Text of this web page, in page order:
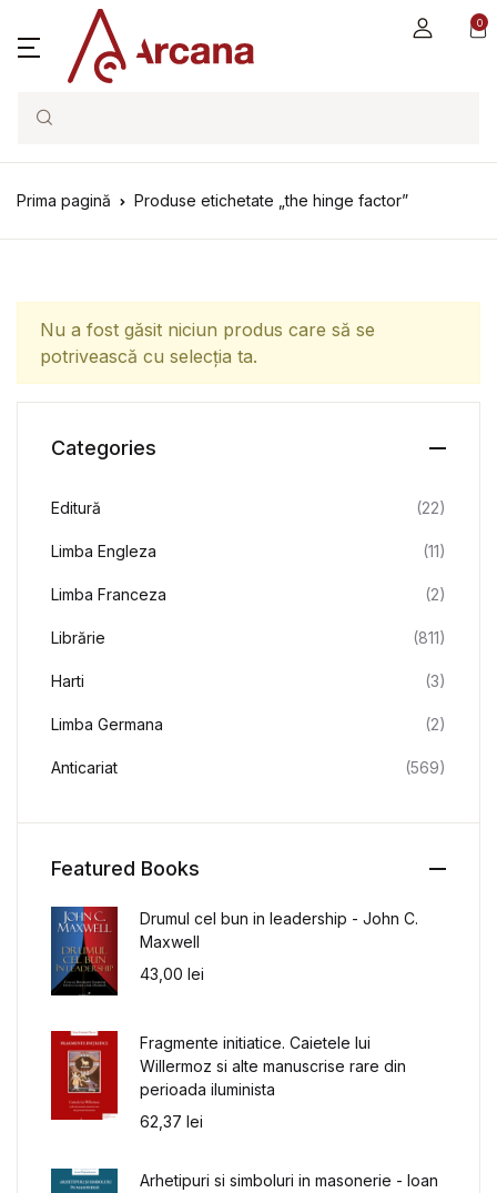
0
Search
Prima pagină Produse etichetate „the hinge factor”
Nu a fost găsit niciun produs care să se
potrivească cu selecția ta.
Categories
Editură (22)
Limba Engleza (11)
Limba Franceza (2)
Librărie (811)
Harti (3)
Limba Germana (2)
Anticariat (569)
Featured Books
Drumul cel bun in leadership - John C.
Maxwell
43,00 lei
Fragmente initiatice. Caietele lui
Willermoz si alte manuscrise rare din
perioada iluminista
62,37 lei
Arhetipuri si simboluri in masonerie - Ioan